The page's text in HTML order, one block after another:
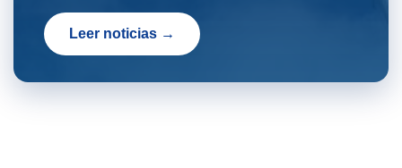
Leer noticias →